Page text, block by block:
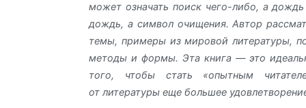
может означать поиск чего-либо, а
дождь, а символ очищения. Автор
темы, примеры из мировой литературы,
методы и формы. Эта книга — это
того, чтобы стать «опытным
от литературы еще большее